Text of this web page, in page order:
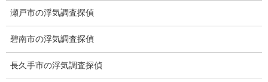
ださい。
瀬戸市の浮気調査探偵
碧南市の浮気調査探偵
長久手市の浮気調査探偵